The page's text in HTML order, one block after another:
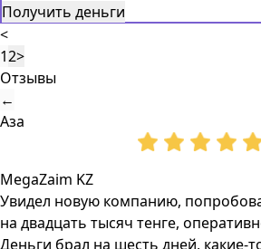
Получить деньги
<
12>
Отзывы
←
Аза
MegaZaim KZ
Увидел новую компанию,
на двадцать тысяч тенге,
Деньги брал на шесть дней, какие-